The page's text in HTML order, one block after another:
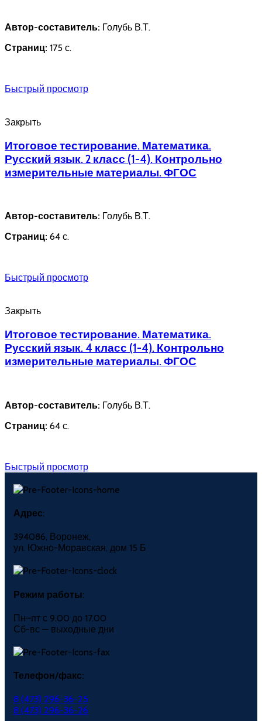
Автор-составитель: Голубь В.Т.
Страниц: 175 с.
Быстрый просмотр
Закрыть
Итоговое тестирование. Математика.
Русский язык. 2 класс (1-4). Контрольно
измерительные материалы. ФГОС
Автор-составитель: Голубь В.Т.
Страниц: 64 с.
Быстрый просмотр
Закрыть
Итоговое тестирование. Математика.
Русский язык. 4 класс (1-4). Контрольно
измерительные материалы. ФГОС
Автор-составитель: Голубь В.Т.
Страниц: 64 с.
Быстрый просмотр
Адрес:
394086, Воронеж,
ул. Южно-Моравская, дом 15 Б
Режим работы:
Пн–пт с 9.00 до 17.00
Сб-вс — выходные дни
Телефон/факс:
8 (473) 296-36-25
8 (473) 296-36-26